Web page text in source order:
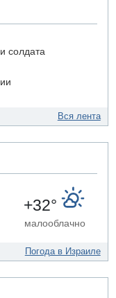
солдата
хуситов и
хуситов
Вся лента
+32°
малооблачно
Погода в Израиле